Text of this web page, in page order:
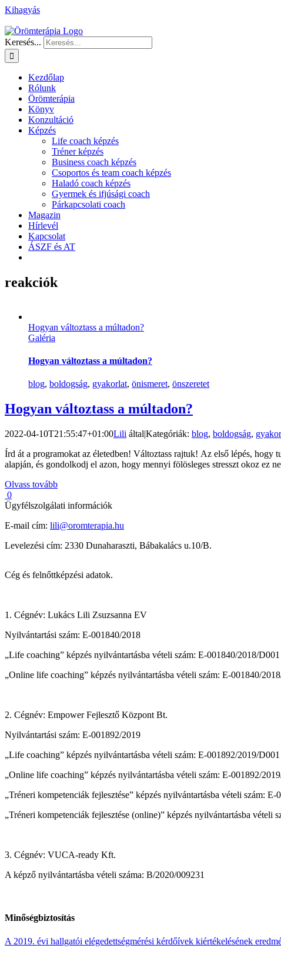
Kihagyás
Keresés...
Kezdőlap
Rólunk
Örömterápia
Könyv
Konzultáció
Képzés
Life coach képzés
Tréner képzés
Business coach képzés
Csoportos és team coach képzés
Haladó coach képzés
Gyermek és ifjúsági coach
Párkapcsolati coach
Magazin
Hírlevél
Kapcsolat
ÁSZF és AT
reakciók
Hogyan változtass a múltadon?
Galéria
Hogyan változtass a múltadon?
blog, boldogság, gyakorlat, önismeret, önszeretet
Hogyan változtass a múltadon?
2022-04-10T21:55:47+01:00Lili által|Kategóriák: blog, boldogság,
Írd át a programokat az életedben! Változtass rajtuk! Az első lépés, hogy
alapján, és gondolkodj el azon, hogy mennyi fölösleges stresszt okoz ez
Olvass tovább
0
Ügyfélszolgálati információk
E-mail cím: lili@oromterapia.hu
Levelezési cím: 2330 Dunaharaszti, Bábakalács u.10/B.
Cég és felnőttképzési adatok.
1. Cégnév: Lukács Lili Zsuzsanna EV
Nyilvántartási szám: E-001840/2018
„Life coaching” képzés nyilvántartásba vételi szám: E-001840/2018/D001
„Online life coaching” képzés nyilvántartásba vételi szám: E-001840/
2. Cégnév: Empower Fejlesztő Központ Bt.
Nyilvántartási szám: E-001892/2019
„Life coaching” képzés nyilvántartásba vételi szám: E-001892/2019/D001
„Online life coaching” képzés nyilvántartásba vételi szám: E-001892/
„Tréneri kompetenciák fejlesztése” képzés nyilvántartásba vételi szám:
„Tréneri kompetenciák fejlesztése (online)” képzés nyilvántartásba vételi
3. Cégnév: VUCA-ready Kft.
A képző nyilvántartásba vételi száma: B/2020/009231
Minőségbiztosítás
A 2019. évi hallgatói elégedettségmérési kérdőívek kiértékelésének